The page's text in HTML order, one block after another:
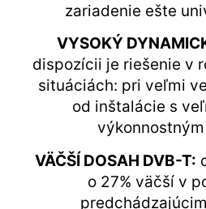
zariadenie ešte
VYSOKÝ
dispozícii je riešenie v
situáciách: pri veľmi
od inštalácie s
VÄČŠÍ DOSAH DVB-T:
o 27% väčší v